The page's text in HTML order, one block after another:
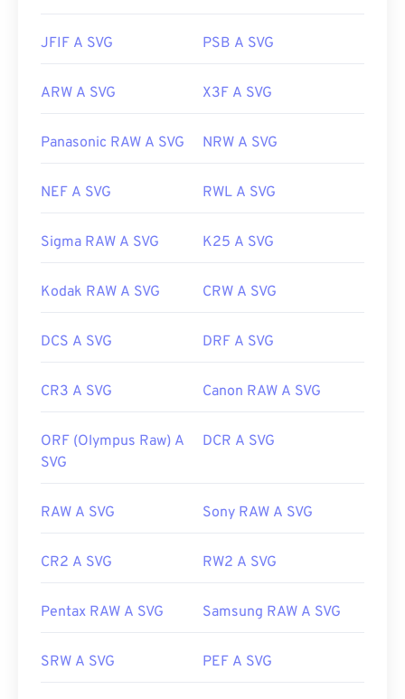
JFIF A SVG PSB A SVG
ARW A SVG X3F A SVG
Panasonic RAW A SVG NRW A SVG
NEF A SVG RWL A SVG
Sigma RAW A SVG K25 A SVG
Kodak RAW A SVG CRW A SVG
DCS A SVG DRF A SVG
CR3 A SVG Canon RAW A SVG
ORF (Olympus Raw) A
SVG
DCR A SVG
RAW A SVG Sony RAW A SVG
CR2 A SVG RW2 A SVG
Pentax RAW A SVG Samsung RAW A SVG
SRW A SVG PEF A SVG